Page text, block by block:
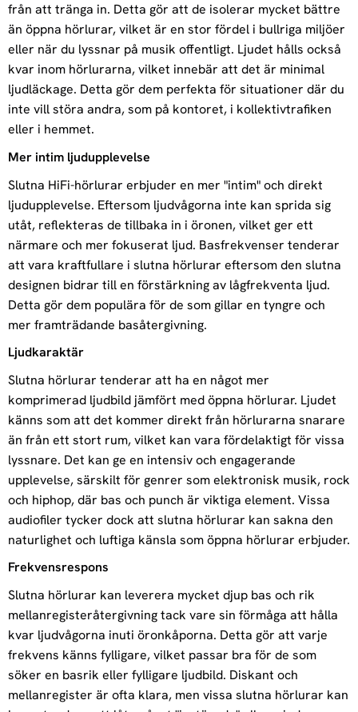
från att tränga in. Detta gör att de isolerar mycket bättre
än öppna hörlurar, vilket är en stor fördel i bullriga miljöer
eller när du lyssnar på musik offentligt. Ljudet hålls också
kvar inom hörlurarna, vilket innebär att det är minimal
ljudläckage. Detta gör dem perfekta för situationer där du
inte vill störa andra, som på kontoret, i kollektivtrafiken
eller i hemmet.
Mer intim ljudupplevelse
Slutna HiFi-hörlurar erbjuder en mer "intim" och direkt
ljudupplevelse. Eftersom ljudvågorna inte kan sprida sig
utåt, reflekteras de tillbaka in i öronen, vilket ger ett
närmare och mer fokuserat ljud. Basfrekvenser tenderar
att vara kraftfullare i slutna hörlurar eftersom den slutna
designen bidrar till en förstärkning av lågfrekventa ljud.
Detta gör dem populära för de som gillar en tyngre och
mer framträdande basåtergivning.
Ljudkaraktär
Slutna hörlurar tenderar att ha en något mer
komprimerad ljudbild jämfört med öppna hörlurar. Ljudet
känns som att det kommer direkt från hörlurarna snarare
än från ett stort rum, vilket kan vara fördelaktigt för vissa
lyssnare. Det kan ge en intensiv och engagerande
upplevelse, särskilt för genrer som elektronisk musik, rock
och hiphop, där bas och punch är viktiga element. Vissa
audiofiler tycker dock att slutna hörlurar kan sakna den
naturlighet och luftiga känsla som öppna hörlurar erbjuder.
Frekvensrespons
Slutna hörlurar kan leverera mycket djup bas och rik
mellanregisteråtergivning tack vare sin förmåga att hålla
kvar ljudvågorna inuti öronkåporna. Detta gör att varje
frekvens känns fylligare, vilket passar bra för de som
söker en basrik eller fylligare ljudbild. Diskant och
mellanregister är ofta klara, men vissa slutna hörlurar kan